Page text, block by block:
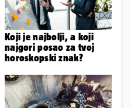
Koji je najbolji, a koji
najgori posao za tvoj
horoskopski znak?